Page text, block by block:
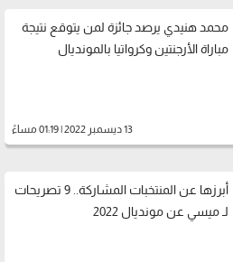
محمد هنيدي يرصد جائزة لمن يتوقع نتيجة
مباراة الأرجنتين وكرواتيا بالمونديال
13 ديسمبر 2022 | 01:19 مساءً
أبرزها عن المنتخبات المشاركة.. 9 تصريحات
لـ ميسي عن مونديال 2022